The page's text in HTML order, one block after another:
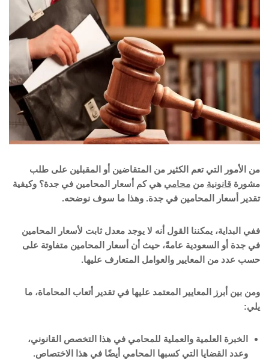
من الأمور التي تعم الكثير من المتقاضين أو المقبلين على طلب
مشورة قانونية من محامي هي كم أسعار المحامين في جدة؟ وكيفية
تقدير أسعار المحامين في جدة. وهذا ما سوف نوضحه.
ففي البداية، يمكننا القول أنه لا يوجد معدل ثابت لأسعار المحامين
في جدة أو السعودية عامةً، حيث أن أسعار المحامين متفاوتة على
حسب عدد من المعايير والعوامل المتعارف عليها.
ومن بين أبرز المعايير المعتمد عليها في تقدير أتعاب المحاماة، ما
يلي:
الخبرة العلمية والعملية للمحامي في هذا التخصص القانوني،
وعدد القضايا التي كسبها المحامي أيضًا في هذا الاختصاص.